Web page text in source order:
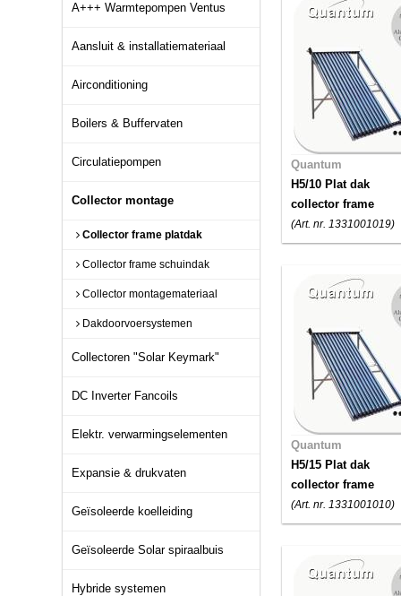
A+++ Warmtepompen Ventus
Aansluit & installatiemateriaal
Airconditioning
Boilers & Buffervaten
Circulatiepompen
Collector montage
Collector frame platdak
Collector frame schuindak
Collector montagemateriaal
Dakdoorvoersystemen
Collectoren "Solar Keymark"
DC Inverter Fancoils
Elektr. verwarmingselementen
Expansie & drukvaten
Geïsoleerde koelleiding
Geïsoleerde Solar spiraalbuis
Hybride systemen
Quantum
H5/10 Plat dak
collector frame
(Art. nr. 1331001019)
Quantum
H5/15 Plat dak
collector frame
(Art. nr. 1331001010)